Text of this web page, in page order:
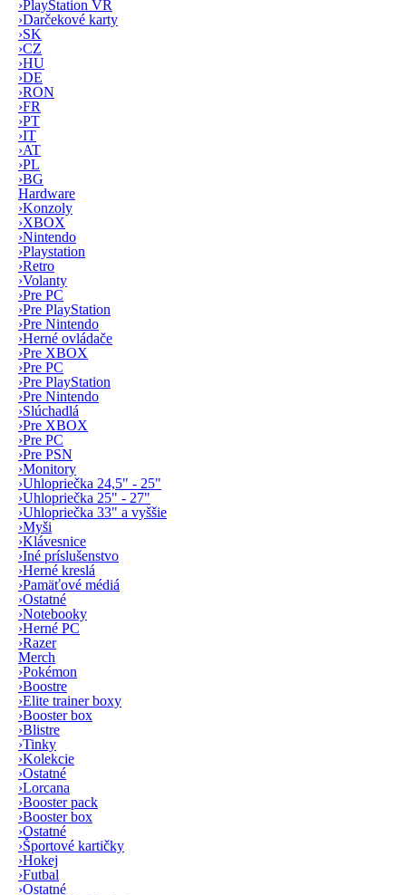
›PlayStation VR
›Darčekové karty
›SK
›CZ
›HU
›DE
›RON
›FR
›PT
›IT
›AT
›PL
›BG
Hardware
›Konzoly
›XBOX
›Nintendo
›Playstation
›Retro
›Volanty
›Pre PC
›Pre PlayStation
›Pre Nintendo
›Herné ovládače
›Pre XBOX
›Pre PC
›Pre PlayStation
›Pre Nintendo
›Slúchadlá
›Pre XBOX
›Pre PC
›Pre PSN
›Monitory
›Uhlopriečka 24,5" - 25"
›Uhlopriečka 25" - 27"
›Uhlopriečka 33" a vyššie
›Myši
›Klávesnice
›Iné príslušenstvo
›Herné kreslá
›Pamäťové médiá
›Ostatné
›Notebooky
›Herné PC
›Razer
Merch
›Pokémon
›Boostre
›Elite trainer boxy
›Booster box
›Blistre
›Tinky
›Kolekcie
›Ostatné
›Lorcana
›Booster pack
›Booster box
›Ostatné
›Športové kartičky
›Hokej
›Futbal
›Ostatné